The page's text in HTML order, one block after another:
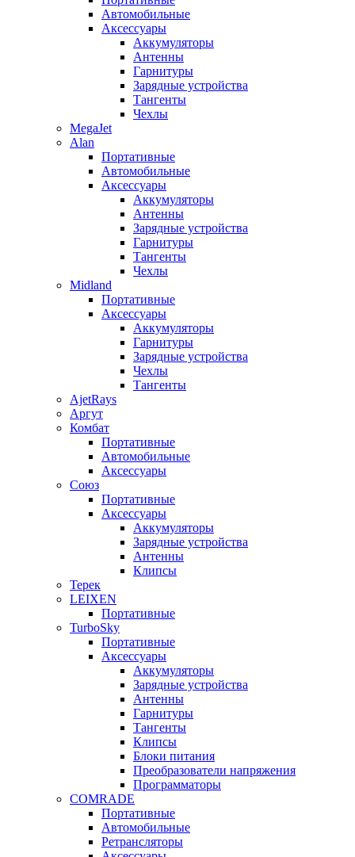
Автомобильные
Аксессуары
Аккумуляторы
Антенны
Гарнитуры
Зарядные устройства
Тангенты
Чехлы
MegaJet
Alan
Портативные
Автомобильные
Аксессуары
Аккумуляторы
Антенны
Зарядные устройства
Гарнитуры
Тангенты
Чехлы
Midland
Портативные
Аксессуары
Аккумуляторы
Гарнитуры
Зарядные устройства
Чехлы
Тангенты
AjetRays
Аргут
Комбат
Портативные
Автомобильные
Аксессуары
Союз
Портативные
Аксессуары
Аккумуляторы
Зарядные устройства
Антенны
Клипсы
Терек
LEIXEN
Портативные
TurboSky
Портативные
Аксессуары
Аккумуляторы
Зарядные устройства
Антенны
Гарнитуры
Тангенты
Клипсы
Блоки питания
Преобразователи напряжения
Программаторы
COMRADE
Портативные
Автомобильные
Ретрансляторы